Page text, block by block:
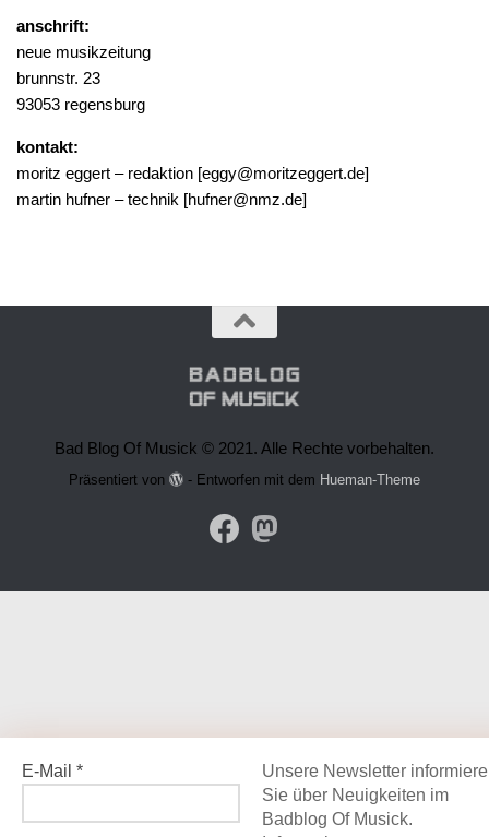
E-Mail *
Unsere Newsletter
Sie über Neuigkeiten im
Badblog Of Musick.
anschrift:
neue musikzeitung
brunnstr. 23
93053 regensburg
kontakt:
moritz eggert – redaktion [eggy@moritzeggert.de]
martin hufner – technik [hufner@nmz.de]
Bad Blog Of Musick © 2021. Alle Rechte vorbehalten.
Präsentiert von - Entworfen mit dem Hueman-Theme